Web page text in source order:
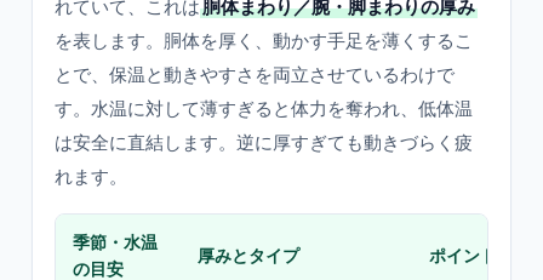
れていて、これは胴体まわり／腕・脚まわりの厚み
を表します。胴体を厚く、動かす手足を薄くするこ
とで、保温と動きやすさを両立させているわけで
す。水温に対して薄すぎると体力を奪われ、低体温
は安全に直結します。逆に厚すぎても動きづらく疲
れます。
季節・水温
の目安
厚みとタイプ ポイント